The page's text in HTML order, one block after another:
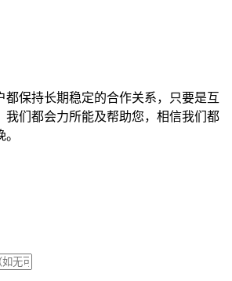
都保持长期稳定的合作关系，只要是互
我们都会力所能及帮助您，相信我们都